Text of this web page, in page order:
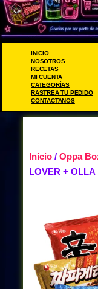
INICIO
NOSOTROS
RECETAS
MI CUENTA
CATEGORÍAS
RASTREA TU PEDIDO
CONTACTANOS
Inicio / Oppa
LOVER + OLLA